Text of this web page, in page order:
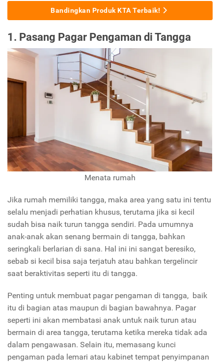
Bandingkan Produk KTA Terbaik!
1. Pasang Pagar Pengaman di Tangga
Menata rumah
Jika rumah memiliki tangga, maka area yang satu ini tentu
selalu menjadi perhatian khusus, terutama jika si kecil
sudah bisa naik turun tangga sendiri. Pada umumnya
anak-anak akan senang bermain di tangga, bahkan
seringkali berlarian di sana. Hal ini ini sangat beresiko,
sebab si kecil bisa saja terjatuh atau bahkan tergelincir
saat beraktivitas seperti itu di tangga.
Penting untuk membuat pagar pengaman di tangga, baik
itu di bagian atas maupun di bagian bawahnya. Pagar
seperti ini akan membatasi anak untuk naik turun atau
bermain di area tangga, terutama ketika mereka tidak ada
dalam pengawasan. Selain itu, memasang kunci
pengaman pada lemari atau kabinet tempat penyimpanan